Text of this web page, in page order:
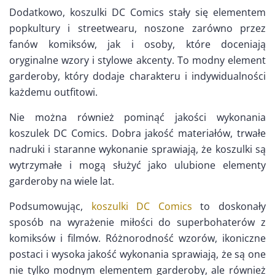
Dodatkowo, koszulki DC Comics stały się elementem
popkultury i streetwearu, noszone zarówno przez
fanów komiksów, jak i osoby, które doceniają
oryginalne wzory i stylowe akcenty. To modny element
garderoby, który dodaje charakteru i indywidualności
każdemu outfitowi.
Nie można również pominąć jakości wykonania
koszulek DC Comics. Dobra jakość materiałów, trwałe
nadruki i staranne wykonanie sprawiają, że koszulki są
wytrzymałe i mogą służyć jako ulubione elementy
garderoby na wiele lat.
Podsumowując, koszulki DC Comics to doskonały
sposób na wyrażenie miłości do superbohaterów z
komiksów i filmów. Różnorodność wzorów, ikoniczne
postaci i wysoka jakość wykonania sprawiają, że są one
nie tylko modnym elementem garderoby, ale również